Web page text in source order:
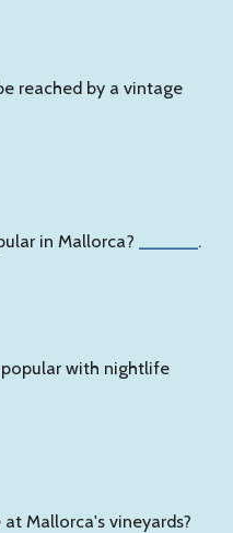
reached by a vintage
in Mallorca?
.
popular with nightlife
Mallorca's vineyards?